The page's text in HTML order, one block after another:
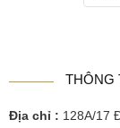
THÔNG
Địa chỉ : 128A/17